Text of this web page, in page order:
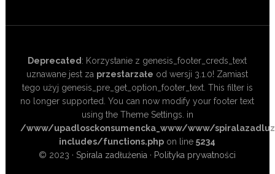
Deprecated: Korzystanie z genesis_footer_creds_text
uznawane jest za przestarzałe od wersji 3.1.0! Zamiast
tego użyj genesis_pre_get_option_footer_text. This filter is
no longer supported. You can now modify your footer text
using the Theme Settings. in
/www/upadlosckonsumencka_www/www/
includes/functions.php on line5234
© 2023 ·Spirala zadłużenia · Polityka prywatności